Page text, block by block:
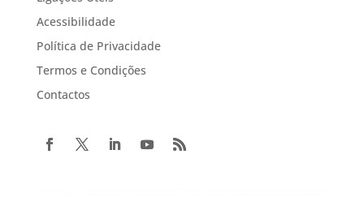
Acessibilidade
Política de Privacidade
Termos e Condições
Contactos